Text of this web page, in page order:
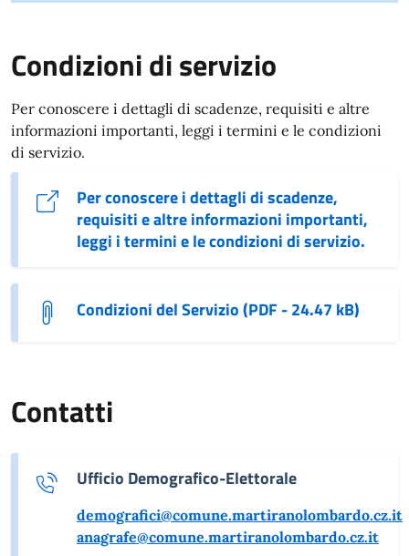
Condizioni di servizio
Per conoscere i dettagli di scadenze, requisiti e altre
informazioni importanti, leggi i termini e le condizioni
di servizio.
Per conoscere i dettagli di scadenze,
requisiti e altre informazioni importanti,
leggi i termini e le condizioni di servizio.
Condizioni del Servizio (PDF - 24.47 kB)
Contatti
Ufficio Demografico-Elettorale
demografici@comune.martiranolombardo.cz.it
anagrafe@comune.martiranolombardo.cz.it